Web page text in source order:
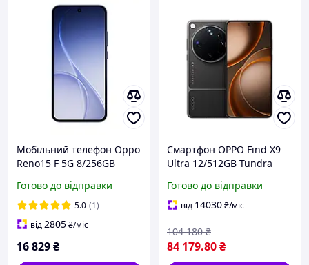
Мобільний телефон Oppo
Reno15 F 5G 8/256GB
(OFCPH2801_BLACK_256)
Готово до відправки
5.0 (1)
від2805₴/міс
16 829₴
Смартфон OPPO Find X9
Ultra 12/512GB Tundra
AMOLED, 200+200+50/50
Мп, Snapdragon 8 Elite
Готово до відправки
від 14030₴/міс
84 179.80₴
104 180 ₴